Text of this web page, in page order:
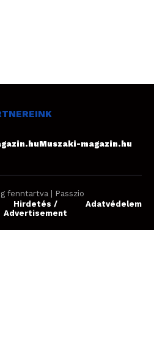
Muszaki-magazin.hu
fenntartva | Passzio
Hirdetés /
Advertisement
Adatvédelem